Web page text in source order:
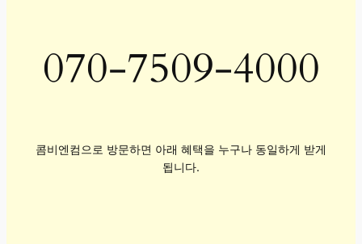
070-7509-4000
콤비엔컴으로 방문하면 아래 혜택을 누구나 동일하게 받게
됩니다.